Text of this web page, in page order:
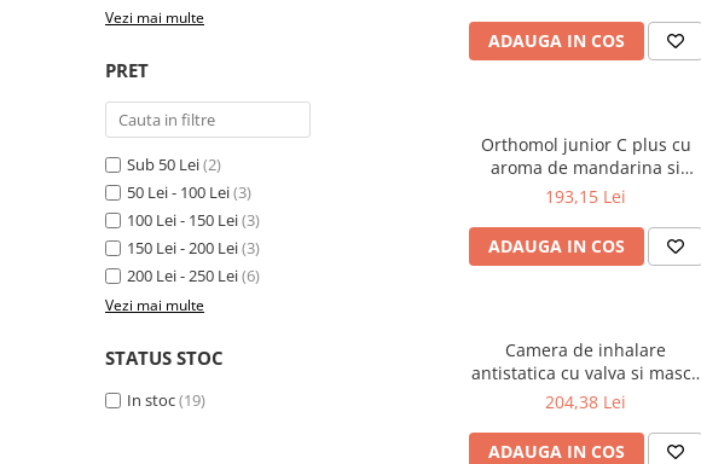
Vezi mai multe
PRET
Sub 50 Lei(2)
50 Lei - 100 Lei(3)
100 Lei - 150 Lei(3)
150 Lei - 200 Lei(3)
200 Lei - 250 Lei(6)
Vezi mai multe
STATUS STOC
In stoc(19)
ADAUGA IN COS
Orthomol junior C plus cu
aroma de mandarina si
portocala, 30x(3 tbl
193,15 Lei
ADAUGA IN COS
Camera de inhalare
antistatica cu valva si masca
mica AeroChamber Plus*
204,38 Lei
ADAUGA IN COS